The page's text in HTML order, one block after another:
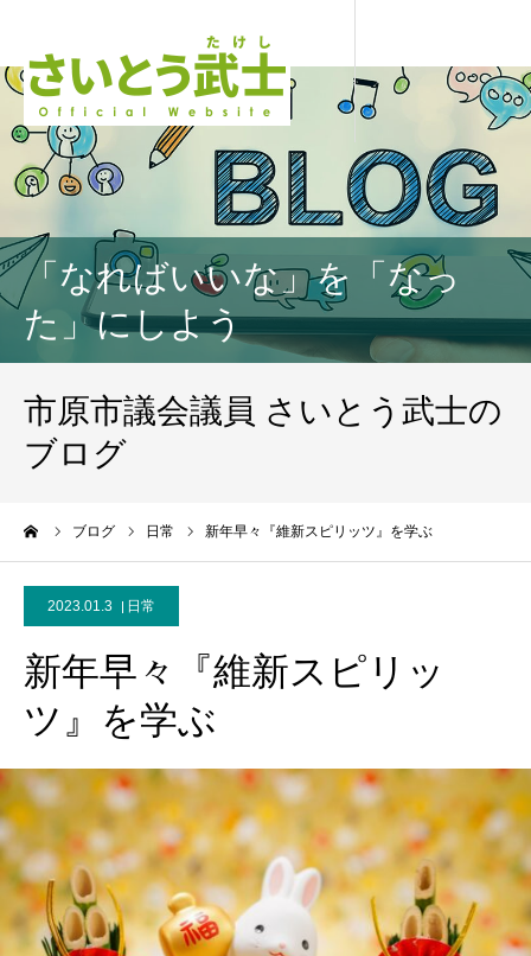
「なればいいな」を「なっ
た」にしよう
市原市議会議員 さいとう武士の
ブログ
ブログ 日常 新年早々『維新スピリッツ』を学ぶ
2023.01.3 日常
新年早々『維新スピリッ
ツ』を学ぶ